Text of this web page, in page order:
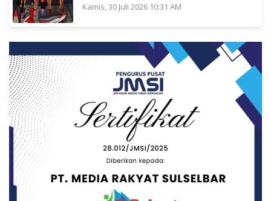
Kamis, 30 Juli 2026 10:31 AM